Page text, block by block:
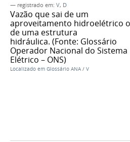
— registrado em: V, D
Vazão que sai de um
aproveitamento hidroelétrico
de uma estrutura
hidráulica. (Fonte: Glossário
Operador Nacional do Sistema
Elétrico – ONS)
Localizado em Glossário ANA / V